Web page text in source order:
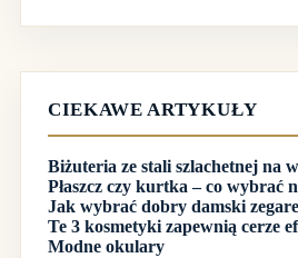
CIEKAWE ARTYKUŁY
Biżuteria ze stali szlachetnej na
Płaszcz czy kurtka – co wybrać
Jak wybrać dobry damski
Te 3 kosmetyki zapewnią cerze
Modne okulary